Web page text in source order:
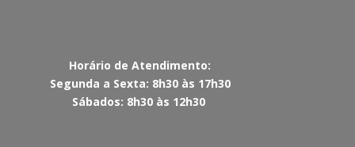
Horário de Atendimento:
Segunda a Sexta: 8h30 às 17h30
Sábados: 8h30 às 12h30